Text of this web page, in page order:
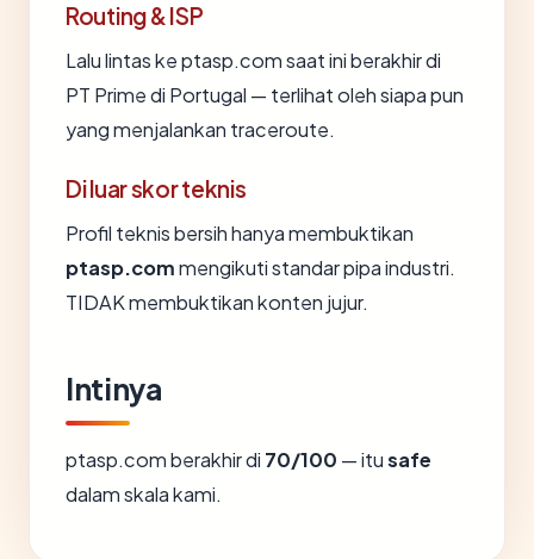
Routing & ISP
Lalu lintas ke ptasp.com saat ini berakhir di
PT Prime di Portugal — terlihat oleh siapa pun
yang menjalankan traceroute.
Di luar skor teknis
Profil teknis bersih hanya membuktikan
ptasp.commengikuti standar pipa industri.
TIDAK membuktikan konten jujur.
Intinya
ptasp.com berakhir di 70/100 — itusafe
dalam skala kami.